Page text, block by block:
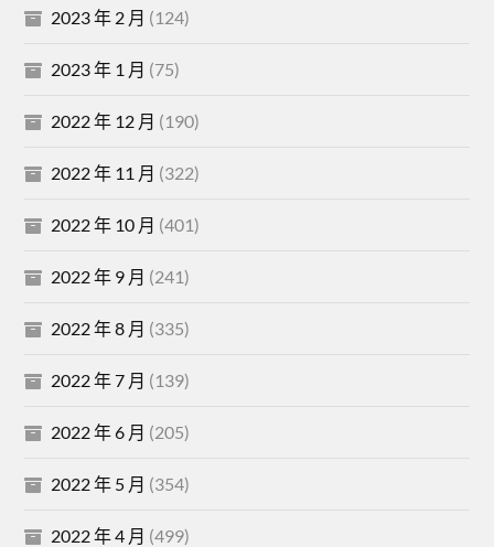
2023 年 2 月 (124)
2023 年 1 月 (75)
2022 年 12 月 (190)
2022 年 11 月 (322)
2022 年 10 月 (401)
2022 年 9 月 (241)
2022 年 8 月 (335)
2022 年 7 月 (139)
2022 年 6 月 (205)
2022 年 5 月 (354)
2022 年 4 月 (499)